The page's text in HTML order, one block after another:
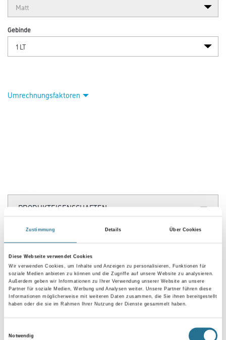
Zustimmung Details Über Cookies
Diese Webseite verwendet Cookies
Wir verwenden Cookies, um Inhalte und Anzeigen zu personalisieren, Funktionen für
soziale Medien anbieten zu können und die Zugriffe auf unsere Website zu analysieren.
Außerdem geben wir Informationen zu Ihrer Verwendung unserer Website an unsere
Partner für soziale Medien, Werbung und Analysen weiter. Unsere Partner führen diese
Informationen möglicherweise mit weiteren Daten zusammen, die Sie ihnen bereitgestellt
haben oder die sie im Rahmen Ihrer Nutzung der Dienste gesammelt haben.
Notwendig
Gebinde
Umrechnungsfaktoren
PRODUKTEIGENSCHAFTEN
Produkteigenschaft
- Sehr gute Haftung
- Hervorragender Korrosionsschutz durch aktive Pigmente
- Schnell trocknend
- Guter Verlauf
Verarbeitungstemp./Luftfeuchte
Verarbeitungs-, Umluft- und Untergrundtemperatur mindestens +
Verarbeitungszeit